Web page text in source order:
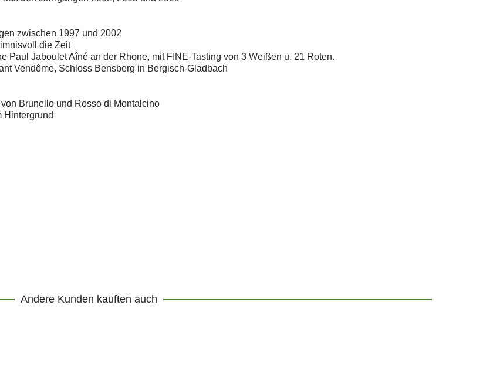
zwischen 1997 und 2002
die Zeit
Paul Jaboulet Aîné an der Rhone, mit FINE-Tasting von 3 Weißen u. 21 Roten.
Vendôme, Schloss Bensberg in Bergisch-Gladbach
Brunello und Rosso di Montalcino
Hintergrund
Andere Kunden kauften auch